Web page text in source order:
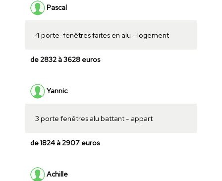
Pascal
4 porte-fenêtres faites en alu - logement
de 2832 à 3628 euros
Yannic
3 porte fenêtres alu battant - appart
de 1824 à 2907 euros
Achille